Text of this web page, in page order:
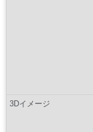
3Dイメージ